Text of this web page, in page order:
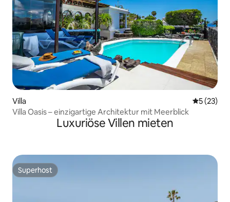
Villa
5 (23)
Villa Oasis – einzigartige Architektur mit Meerblick
Luxuriöse Villen mieten
Superhost
Superhost